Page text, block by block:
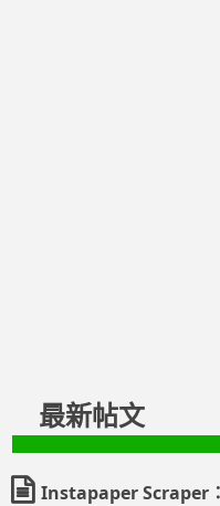
最新帖文
Instapaper Scraper